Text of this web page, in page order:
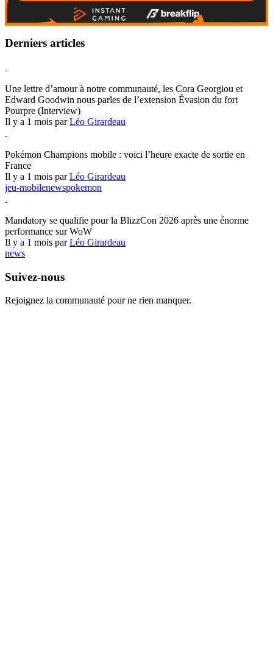
Derniers articles
Une lettre d’amour à notre communauté, les Cora Georgiou et
Edward Goodwin nous parles de l’extension Évasion du fort
Pourpre (Interview)
Il y a 1 mois parLéo Girardeau
Pokémon Champions mobile : voici l’heure exacte de sortie en
France
Il y a 1 mois parLéo Girardeau
jeu-mobilenewspokemon
Mandatory se qualifie pour la BlizzCon 2026 après une énorme
performance sur WoW
Il y a 1 mois parLéo Girardeau
news
Suivez-nous
Rejoignez la communauté pour ne rien manquer.